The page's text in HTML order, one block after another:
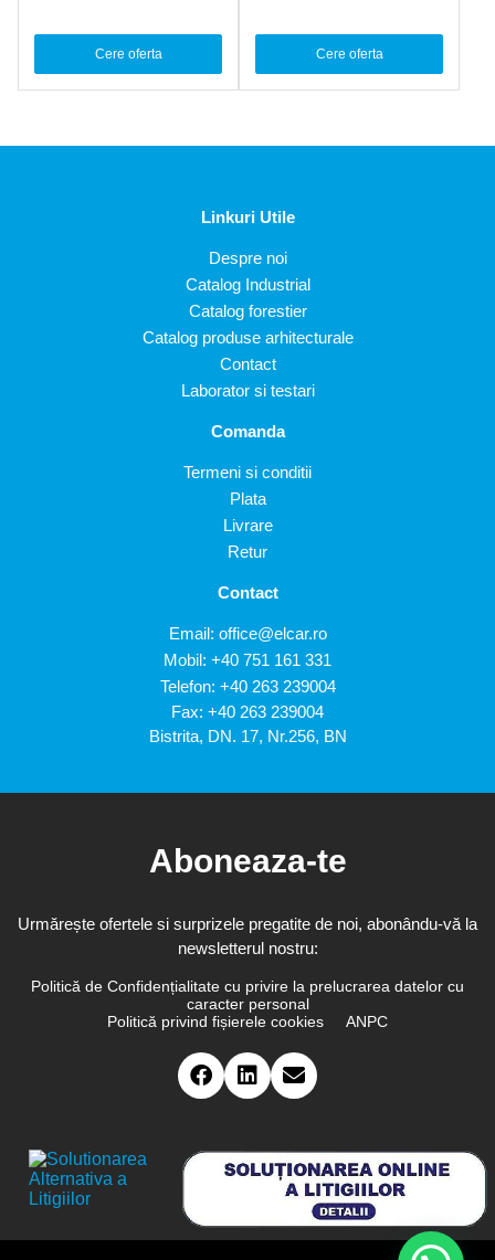
Cere oferta Cere oferta
Linkuri Utile
Despre noi
Catalog Industrial
Catalog forestier
Catalog produse arhitecturale
Contact
Laborator si testari
Comanda
Termeni si conditii
Plata
Livrare
Retur
Contact
Email: office@elcar.ro
Mobil: +40 751 161 331
Telefon: +40 263 239004
Fax: +40 263 239004
Bistrita, DN. 17, Nr.256, BN
Aboneaza-te
Urmărește ofertele si surprizele pregatite de noi, abonându-vă la
newsletterul nostru:
Politică de Confidențialitate cu privire la prelucrarea datelor cu
caracter personal
Politică privind fișierele cookies
ANPC